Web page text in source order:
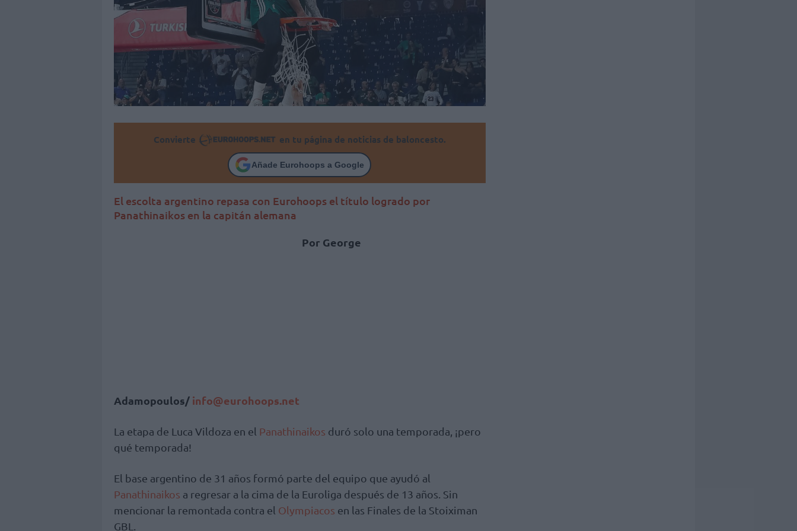
Convierte en tu página de noticias de baloncesto.
Añade Eurohoops a Google
El escolta argentino repasa con Eurohoops el título logrado por
Panathinaikos en la capitán alemana
Por George
Adamopoulos/ info@eurohoops.net
La etapa de Luca Vildoza en el Panathinaikos duró solo una temporada, ¡pero
qué temporada!
El base argentino de 31 años formó parte del equipo que ayudó al
Panathinaikos a regresar a la cima de la Euroliga después de 13 años. Sin
mencionar la remontada contra el Olympiacos en las Finales de la Stoiximan
GBL.